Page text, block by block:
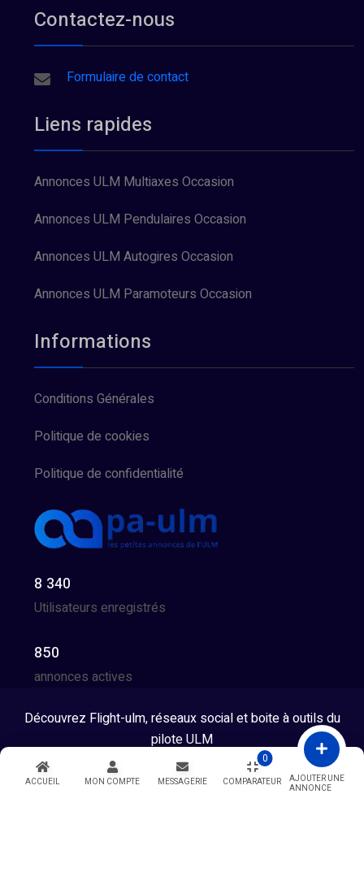
ACCUEIL MON COMPTE MESSAGERIE COMPARATEUR
0
AJOUTER UNE
ANNONCE
Contactez-nous
Formulaire de contact
Liens rapides
Annonces ULM Multiaxes Occasion
Annonces ULM Pendulaires Occasion
Annonces ULM Autogires Occasion
Annonces ULM Paramoteurs Occasion
Informations
Conditions Générales
Politique de cookies
Politique de confidentialité
8 340
Utilisateurs enregistrés
850
annonces actives
Découvrez Flight-ulm, réseaux social et boite à outils du
pilote ULM
Tous droits réservés © 2026 - Developpé par GG Team